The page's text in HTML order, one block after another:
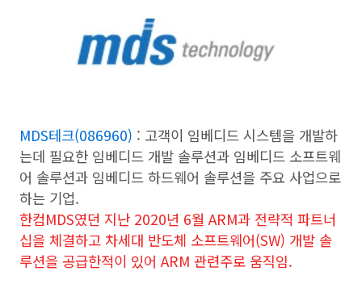
MDS테크(086960) : 고객이 임베디드 시스템을 개발하
는데 필요한 임베디드 개발 솔루션과 임베디드 소프트웨
어 솔루션과 임베디드 하드웨어 솔루션을 주요 사업으로
하는 기업.
한컴MDS였던 지난 2020년 6월 ARM과 전략적 파트너
십을 체결하고 차세대 반도체 소프트웨어(SW) 개발 솔
루션을 공급한적이 있어 ARM 관련주로 움직임.